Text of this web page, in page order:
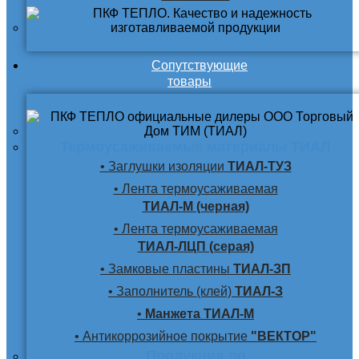
Сопутствующие
товары
• Заглушки изоляции ТИАЛ-ТУЗ
• Лента термоусаживаемая
ТИАЛ-М (черная)
• Лента термоусаживаемая
ТИАЛ-ЛЦП (серая)
• Замковые пластины ТИАЛ-ЗП
• Заполнитель (клей) ТИАЛ-З
• Манжета ТИАЛ-М
• Антикоррозийное покрытие "ВЕКТОР"